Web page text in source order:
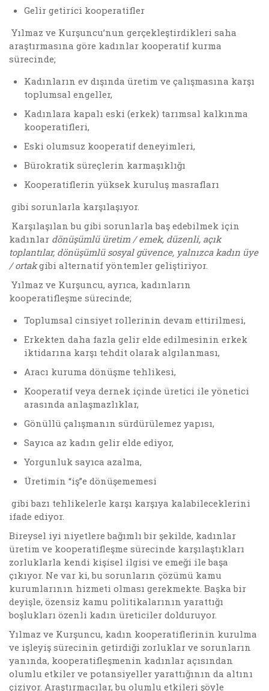
Gelir getirici kooperatifler
Yılmaz ve Kurşuncu’nun gerçekleştirdikleri saha
araştırmasına göre kadınlar kooperatif kurma
sürecinde;
Kadınların ev dışında üretim ve çalışmasına karşı
toplumsal engeller,
Kadınlara kapalı eski (erkek) tarımsal kalkınma
kooperatifleri,
Eski olumsuz kooperatif deneyimleri,
Bürokratik süreçlerin karmaşıklığı
Kooperatiflerin yüksek kuruluş masrafları
gibi sorunlarla karşılaşıyor.
Karşılaşılan bu gibi sorunlarla baş edebilmek için
kadınlar dönüşümlü üretim / emek, düzenli, açık
toplantılar, dönüşümlü sosyal güvence, yalnızca kadın üye
/ ortakgibi alternatif yöntemler geliştiriyor.
Yılmaz ve Kurşuncu, ayrıca, kadınların
kooperatifleşme sürecinde;
Toplumsal cinsiyet rollerinin devam ettirilmesi,
Erkekten daha fazla gelir elde edilmesinin erkek
iktidarına karşı tehdit olarak algılanması,
Aracı kuruma dönüşme tehlikesi,
Kooperatif veya dernek içinde üretici ile yönetici
arasında anlaşmazlıklar,
Gönüllü çalışmanın sürdürülemez yapısı,
Sayıca az kadın gelir elde ediyor,
Yorgunluk sayıca azalma,
Üretimin “iş”e dönüşememesi
gibi bazı tehlikelerle karşı karşıya kalabileceklerini
ifade ediyor.
Bireysel iyi niyetlere bağımlı bir şekilde, kadınlar
üretim ve kooperatifleşme sürecinde karşılaştıkları
zorluklarla kendi kişisel ilgisi ve emeği ile başa
çıkıyor. Ne var ki, bu sorunların çözümü kamu
kurumlarının hizmeti olması gerekmekte. Başka bir
deyişle, özensiz kamu politikalarının yarattığı
boşlukları özenli kadın üreticiler dolduruyor.
Yılmaz ve Kurşuncu, kadın kooperatiflerinin kurulma
ve işleyiş sürecinin getirdiği zorluklar ve sorunların
yanında, kooperatifleşmenin kadınlar açısından
olumlu etkiler ve potansiyeller yarattığının da altını
çiziyor. Araştırmacılar, bu olumlu etkileri şöyle